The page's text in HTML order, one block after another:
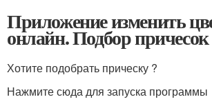
Приложение изменить
онлайн. Подбор
Хотите подобрать прическу ?
Нажмите сюда для запуска программы